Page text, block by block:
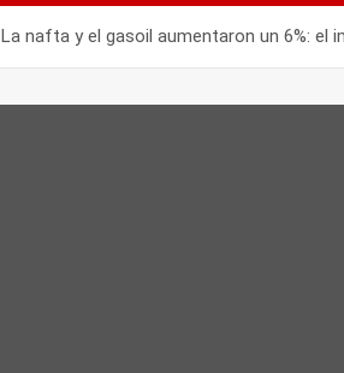
La nafta y el gasoil aumentaron un 6%: el